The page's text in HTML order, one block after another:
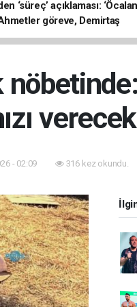
‘süreç’ açıklaması: ‘Öcalan
göreve, Demirtaş
- 02:09 316 kez okundu.